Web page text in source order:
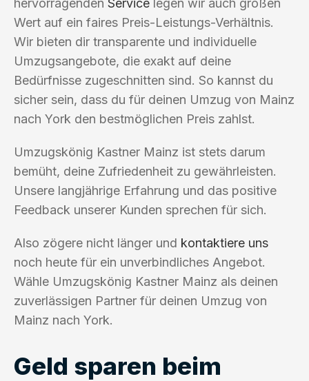
hervorragenden Service legen wir auch großen
Wert auf ein faires Preis-Leistungs-Verhältnis.
Wir bieten dir transparente und individuelle
Umzugsangebote, die exakt auf deine
Bedürfnisse zugeschnitten sind. So kannst du
sicher sein, dass du für deinen Umzug von Mainz
nach York den bestmöglichen Preis zahlst.
Umzugskönig Kastner Mainz ist stets darum
bemüht, deine Zufriedenheit zu gewährleisten.
Unsere langjährige Erfahrung und das positive
Feedback unserer Kunden sprechen für sich.
Also zögere nicht länger und kontaktiere uns
noch heute für ein unverbindliches Angebot.
Wähle Umzugskönig Kastner Mainz als deinen
zuverlässigen Partner für deinen Umzug von
Mainz nach York.
Geld sparen beim